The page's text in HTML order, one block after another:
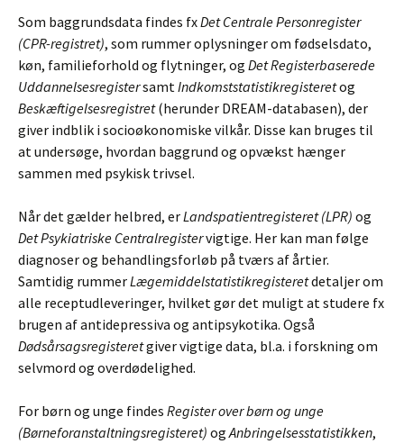
Som baggrundsdata findes fxDet Centrale Personregister
(CPR-registret), som rummer oplysninger om fødselsdato,
køn, familieforhold og flytninger, og Det Registerbaserede
UddannelsesregistersamtIndkomststatistikregisteretog
Beskæftigelsesregistret(herunder DREAM-databasen), der
giver indblik i socioøkonomiske vilkår. Disse kan bruges til
at undersøge, hvordan baggrund og opvækst hænger
sammen med psykisk trivsel.
Når det gælder helbred, erLandspatientregisteret (LPR) og
Det Psykiatriske Centralregistervigtige. Her kan man følge
diagnoser og behandlingsforløb på tværs af årtier.
Samtidig rummerLægemiddelstatistikregisteretdetaljer om
alle receptudleveringer, hvilket gør det muligt at studere fx
brugen af antidepressiva og antipsykotika. Også
Dødsårsagsregisteretgiver vigtige data, bl.a. i forskning om
selvmord og overdødelighed.
For børn og unge findes Register over børn og unge
(Børneforanstaltningsregisteret) ogAnbringelsesstatistikken,